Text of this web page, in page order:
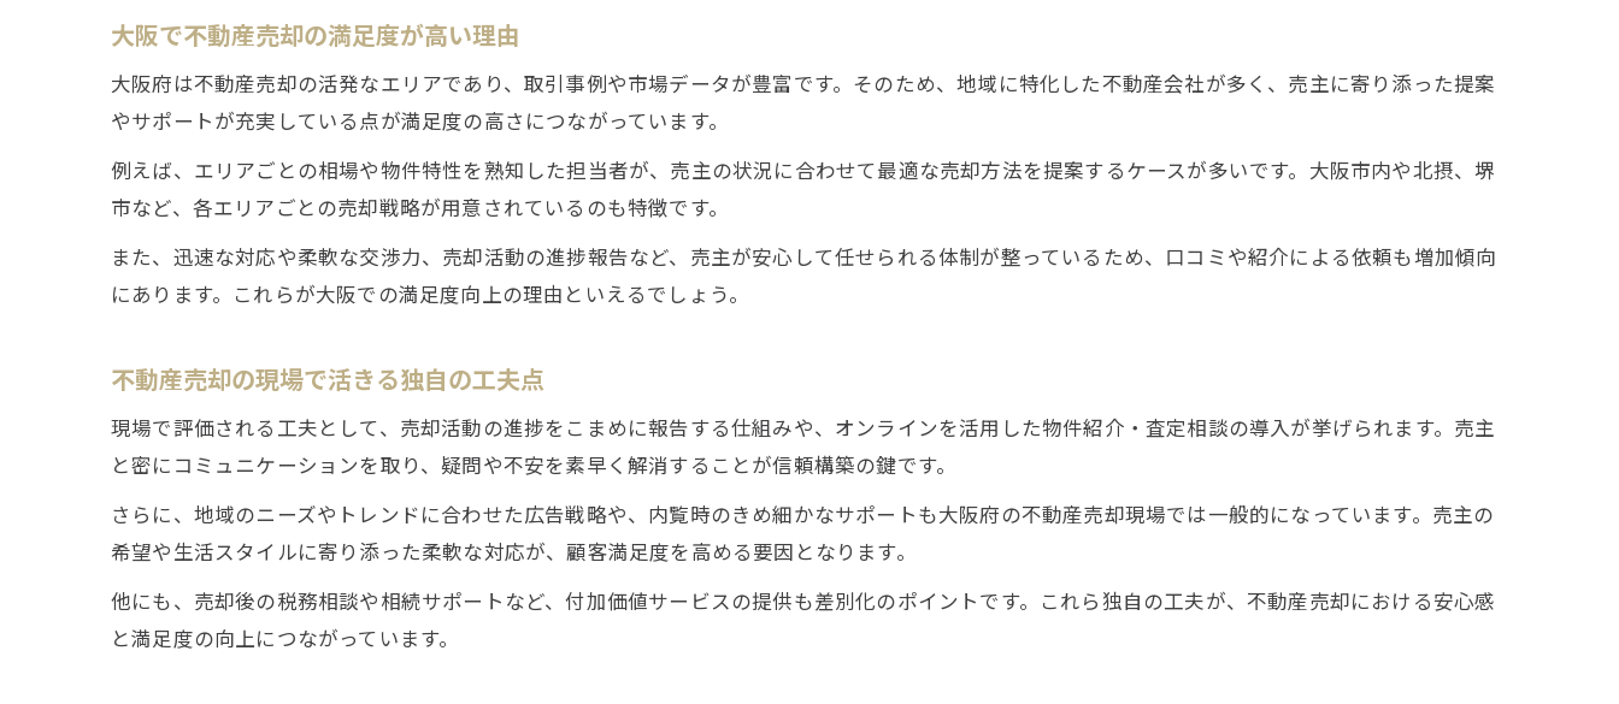
不動産売却で重要な対応力とは何か
大阪の不動産売却で感じる対応力の違い
不動産売却で快適さを生む対応の工夫
不動産売却の現場で活きる迅速な対応術
顧客満足度を左右する不動産売却の対応
高値売却と満足を両立するための考え方
不動産売却の高値実現と満足度アップ戦略
顧客満足を意識した不動産売却の進め方
不動産売却で高値と安心を得る流れ
不動産売却プロセスで失敗しない選択肢
不動産売却で選択に迷わないためのポイント
大阪で不動産売却の満足度が高い理由
大阪府は不動産売却の活発なエリアであり、取引事例や市場データが豊富です。そのため、地域に特化した不動産会社が多く、売主に寄り添った提案
やサポートが充実している点が満足度の高さにつながっています。
例えば、エリアごとの相場や物件特性を熟知した担当者が、売主の状況に合わせて最適な売却方法を提案するケースが多いです。大阪市内や北摂、堺
市など、各エリアごとの売却戦略が用意されているのも特徴です。
また、迅速な対応や柔軟な交渉力、売却活動の進捗報告など、売主が安心して任せられる体制が整っているため、口コミや紹介による依頼も増加傾向
にあります。これらが大阪での満足度向上の理由といえるでしょう。
不動産売却の現場で活きる独自の工夫点
現場で評価される工夫として、売却活動の進捗をこまめに報告する仕組みや、オンラインを活用した物件紹介・査定相談の導入が挙げられます。売主
と密にコミュニケーションを取り、疑問や不安を素早く解消することが信頼構築の鍵です。
さらに、地域のニーズやトレンドに合わせた広告戦略や、内覧時のきめ細かなサポートも大阪府の不動産売却現場では一般的になっています。売主の
希望や生活スタイルに寄り添った柔軟な対応が、顧客満足度を高める要因となります。
他にも、売却後の税務相談や相続サポートなど、付加価値サービスの提供も差別化のポイントです。これら独自の工夫が、不動産売却における安心感
と満足度の向上につながっています。